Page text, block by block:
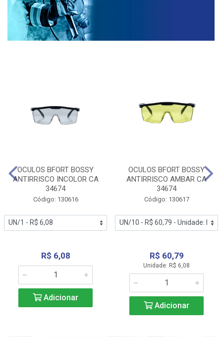
OCULOS BFORT BOSSY
ANTIRRISCO INCOLOR CA
34674
Código: 130616
R$ 6,08
Adicionar
OCULOS BFORT BOSSY
ANTIRRISCO AMBAR CA
34674
Código: 130617
R$ 60,79
Unidade: R$ 6,08
Adicionar